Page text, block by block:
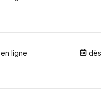
en ligne dès